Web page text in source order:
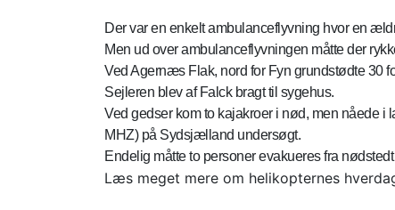
Der var en enkelt ambulanceflyvning hvor en
Men ud over ambulanceflyvningen måtte der
Ved Agernæs Flak, nord for Fyn grundstødte 30
Sejleren blev af Falck bragt til sygehus.
Ved gedser kom to kajakroer i nød, men nåede i
MHZ) på Sydsjælland undersøgt.
Endelig måtte to personer evakueres fra
Læs meget mere om helikopternes